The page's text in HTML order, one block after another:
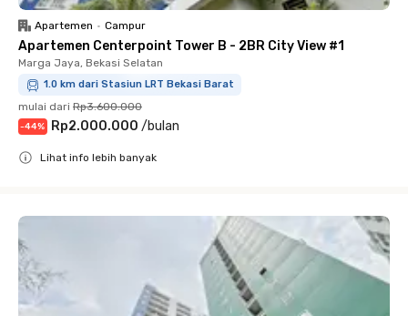
Apartemen • Campur
Apartemen Centerpoint Tower B - 2BR City View #1
Marga Jaya, Bekasi Selatan
1.0 km dari Stasiun LRT Bekasi Barat
mulai dari Rp3.600.000
-44% Rp2.000.000 /bulan
Lihat info lebih banyak